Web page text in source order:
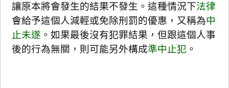
讓原本將會發生的結果不發生。這種情況下法律
會給予這個人減輕或免除刑罰的優惠，又稱為中
止未遂 。如果最後沒有犯罪結果，但跟這個人事
後的行為無關，則可能另外構成準中止犯 。